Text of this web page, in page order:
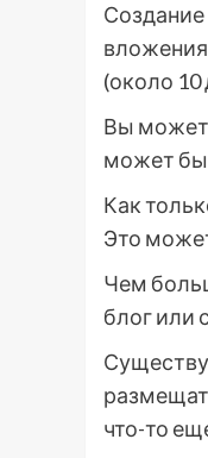
(около
Вы
может
Как
Это
Чем
блог или
что-то